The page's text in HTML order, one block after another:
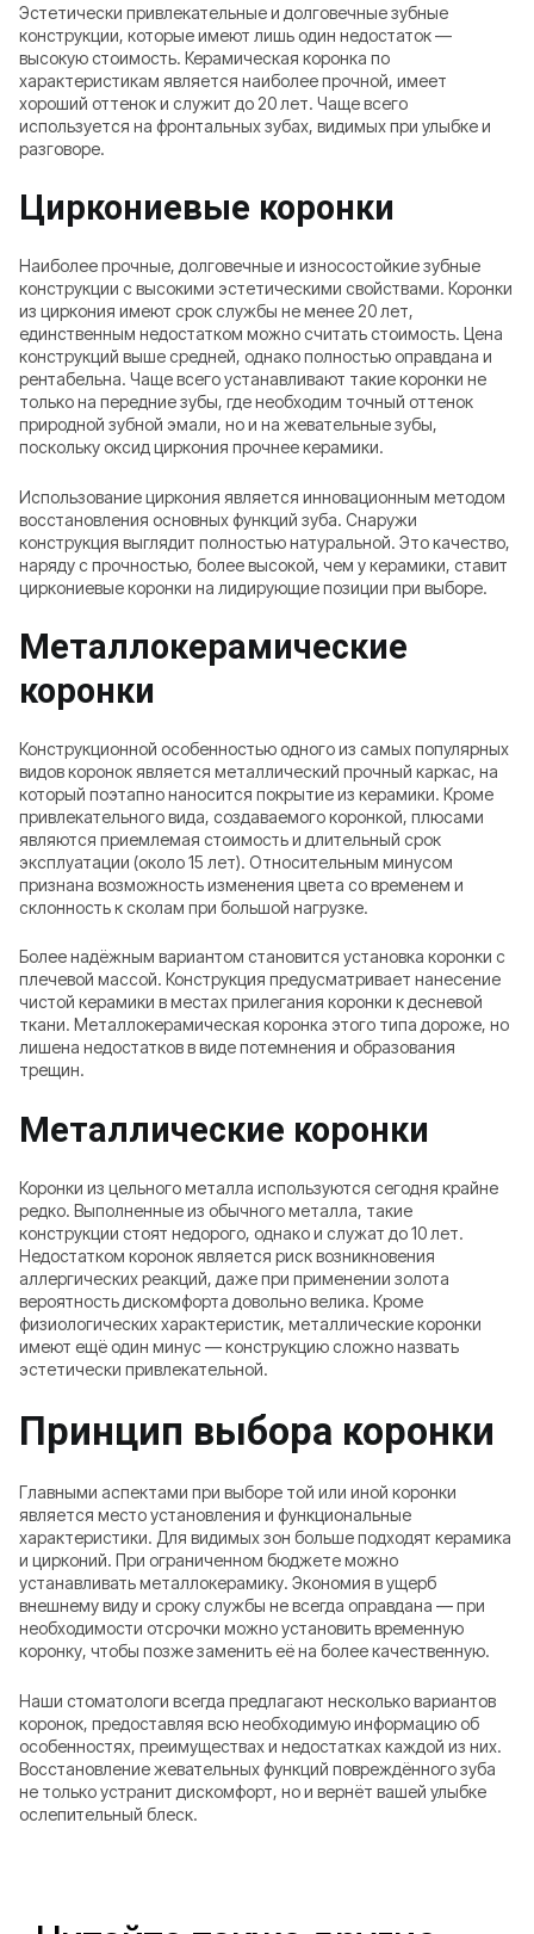
Эстетически привлекательные и долговечные зубные
конструкции, которые имеют лишь один недостаток —
высокую стоимость. Керамическая коронка по
характеристикам является наиболее прочной, имеет
хороший оттенок и служит до 20 лет. Чаще всего
используется на фронтальных зубах, видимых при улыбке и
разговоре.
Циркониевые коронки
Наиболее прочные, долговечные и износостойкие зубные
конструкции с высокими эстетическими свойствами. Коронки
из циркония имеют срок службы не менее 20 лет,
единственным недостатком можно считать стоимость. Цена
конструкций выше средней, однако полностью оправдана и
рентабельна. Чаще всего устанавливают такие коронки не
только на передние зубы, где необходим точный оттенок
природной зубной эмали, но и на жевательные зубы,
поскольку оксид циркония прочнее керамики.
Использование циркония является инновационным методом
восстановления основных функций зуба. Снаружи
конструкция выглядит полностью натуральной. Это качество,
наряду с прочностью, более высокой, чем у керамики, ставит
циркониевые коронки на лидирующие позиции при выборе.
Металлокерамические
коронки
Конструкционной особенностью одного из самых популярных
видов коронок является металлический прочный каркас, на
который поэтапно наносится покрытие из керамики. Кроме
привлекательного вида, создаваемого коронкой, плюсами
являются приемлемая стоимость и длительный срок
эксплуатации (около 15 лет). Относительным минусом
признана возможность изменения цвета со временем и
склонность к сколам при большой нагрузке.
Более надёжным вариантом становится установка коронки с
плечевой массой. Конструкция предусматривает нанесение
чистой керамики в местах прилегания коронки к десневой
ткани. Металлокерамическая коронка этого типа дороже, но
лишена недостатков в виде потемнения и образования
трещин.
Металлические коронки
Коронки из цельного металла используются сегодня крайне
редко. Выполненные из обычного металла, такие
конструкции стоят недорого, однако и служат до 10 лет.
Недостатком коронок является риск возникновения
аллергических реакций, даже при применении золота
вероятность дискомфорта довольно велика. Кроме
физиологических характеристик, металлические коронки
имеют ещё один минус — конструкцию сложно назвать
эстетически привлекательной.
Принцип выбора коронки
Главными аспектами при выборе той или иной коронки
является место установления и функциональные
характеристики. Для видимых зон больше подходят керамика
и цирконий. При ограниченном бюджете можно
устанавливать металлокерамику. Экономия в ущерб
внешнему виду и сроку службы не всегда оправдана — при
необходимости отсрочки можно установить временную
коронку, чтобы позже заменить её на более качественную.
Наши стоматологи всегда предлагают несколько вариантов
коронок, предоставляя всю необходимую информацию об
особенностях, преимуществах и недостатках каждой из них.
Восстановление жевательных функций повреждённого зуба
не только устранит дискомфорт, но и вернёт вашей улыбке
ослепительный блеск.